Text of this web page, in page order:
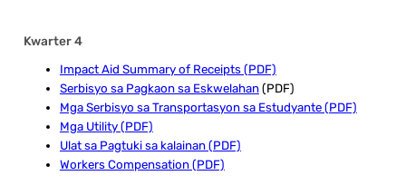
Kwarter 4
Impact Aid Summary of Receipts (PDF)
Serbisyo sa Pagkaon sa Eskwelahan(PDF)
Mga Serbisyo sa Transportasyon sa Estudyante (PDF)
Mga Utility (PDF)
Ulat sa Pagtuki sa kalainan (PDF)
Workers Compensation (PDF)